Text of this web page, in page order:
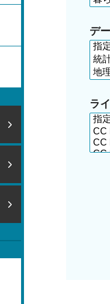
デ
ラ